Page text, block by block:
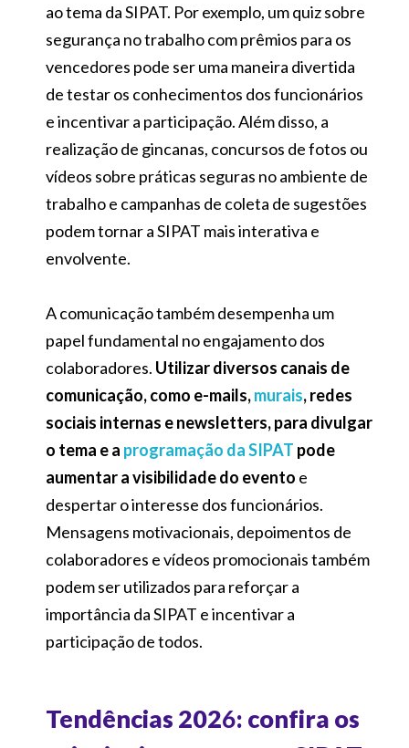
ao tema da SIPAT. Por exemplo, um quiz sobre
segurança no trabalho com prêmios para os
vencedores pode ser uma maneira divertida
de testar os conhecimentos dos funcionários
e incentivar a participação. Além disso, a
realização de gincanas, concursos de fotos ou
vídeos sobre práticas seguras no ambiente de
trabalho e campanhas de coleta de sugestões
podem tornar a SIPAT mais interativa e
envolvente.
A comunicação também desempenha um
papel fundamental no engajamento dos
colaboradores. Utilizar diversos canais de
comunicação, como e-mails,murais, redes
sociais internas e newsletters, para divulgar
o tema e a programação da SIPAT pode
aumentar a visibilidade do evento e
despertar o interesse dos funcionários.
Mensagens motivacionais, depoimentos de
colaboradores e vídeos promocionais também
podem ser utilizados para reforçar a
importância da SIPAT e incentivar a
participação de todos.
Tendências 2026: confira os